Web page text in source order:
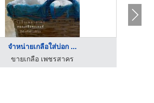
จําหน่ายเกลือใส่บ่อก ...
ขายเกลือ เพชรสาคร